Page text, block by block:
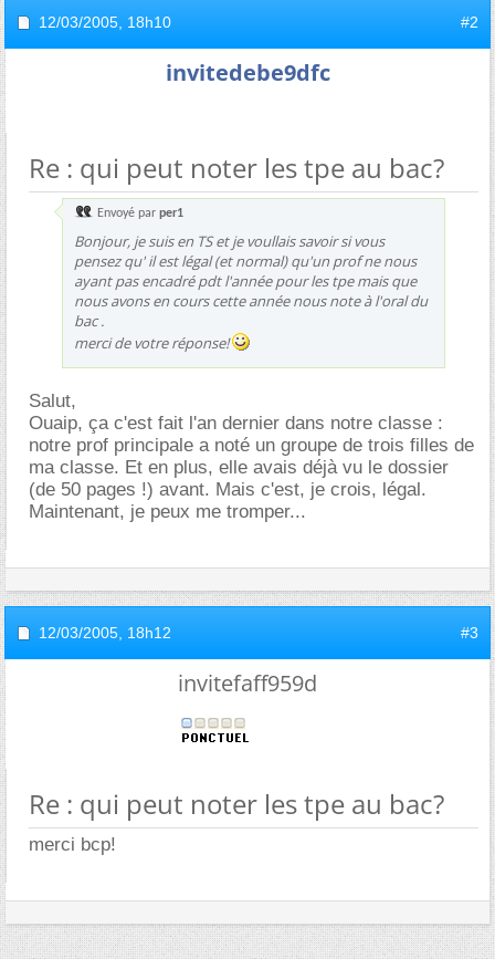
12/03/2005, 18h10 #2
invitedebe9dfc
Re : qui peut noter les tpe au bac?
Envoyé par per1
Bonjour, je suis en TS et je voullais savoir si vous
pensez qu' il est légal (et normal) qu'un prof ne nous
ayant pas encadré pdt l'année pour les tpe mais que
nous avons en cours cette année nous note à l'oral du
bac .
merci de votre réponse!
Salut,
Ouaip, ça c'est fait l'an dernier dans notre classe :
notre prof principale a noté un groupe de trois filles de
ma classe. Et en plus, elle avais déjà vu le dossier
(de 50 pages !) avant. Mais c'est, je crois, légal.
Maintenant, je peux me tromper...
12/03/2005, 18h12 #3
invitefaff959d
Re : qui peut noter les tpe au bac?
merci bcp!